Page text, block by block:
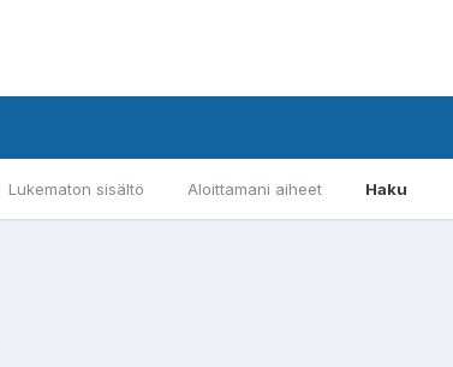
Lukematon sisältö Aloittamani aiheet Haku